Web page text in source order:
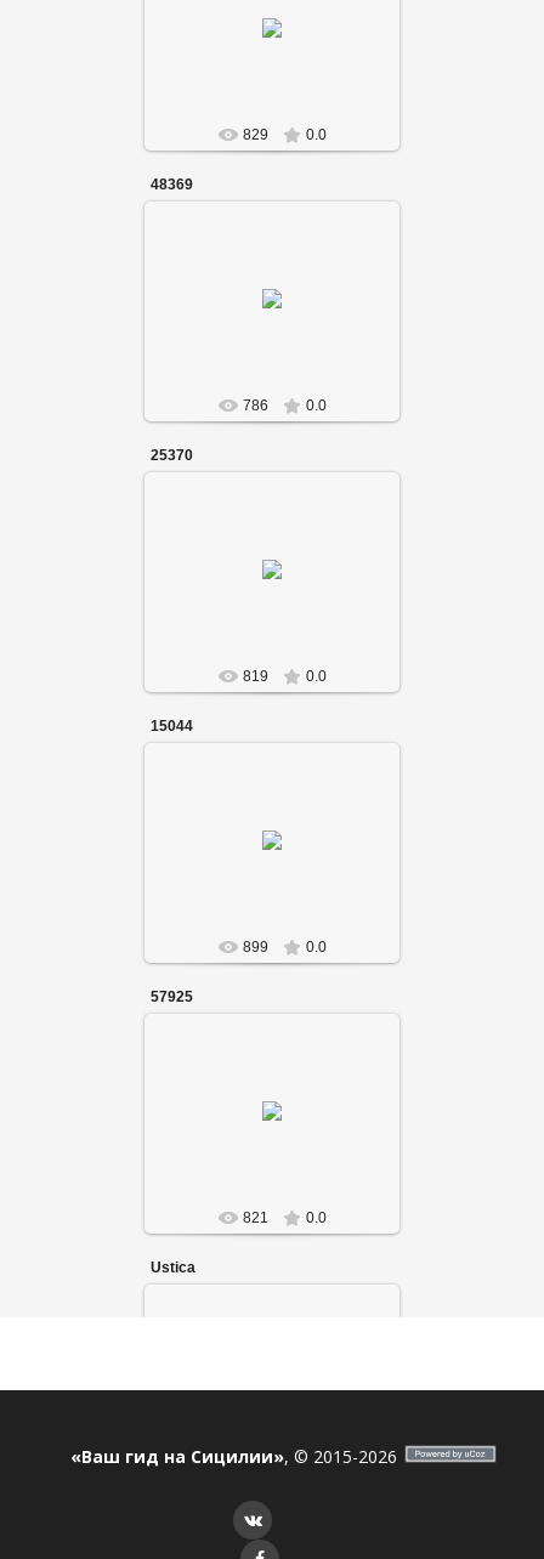
829 0.0
48369
786 0.0
25370
819 0.0
15044
899 0.0
57925
821 0.0
Ustica
«Ваш гид на Сицилии», © 2015-2026